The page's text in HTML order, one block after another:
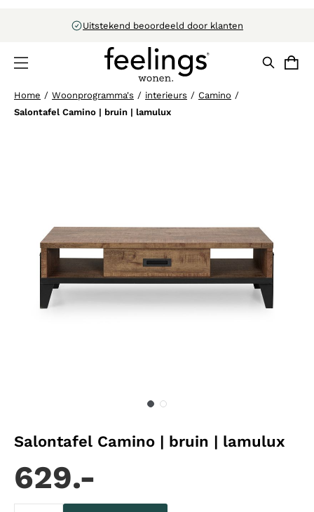
21 winkels in Nederland
Home / Woonprogramma's / interieurs / Camino /
Salontafel Camino | bruin | lamulux
Salontafel Camino | bruin | lamulux
629.-